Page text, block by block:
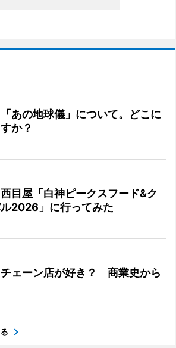
あの地球儀」について。どこに
か？
目屋「白神ピークスフード&ク
2026」に行ってみた
チェーン店が好き？ 商業史から